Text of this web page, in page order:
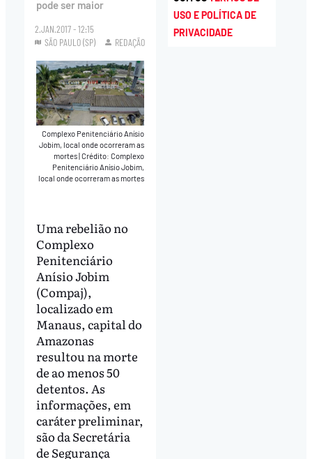
pode ser maior
2.JAN.2017 - 12:15
SÃO PAULO (SP)
REDAÇÃO
Complexo Penitenciário Anísio
Jobim, local onde ocorreram as
mortes Crédito: Complexo
Penitenciário Anísio Jobim,
local onde ocorreram as mortes
Uma rebelião no
Complexo
Penitenciário
Anísio Jobim
(Compaj),
localizado em
Manaus, capital do
Amazonas
resultou na morte
de ao menos 50
detentos. As
informações, em
caráter preliminar,
são da Secretária
de Segurança
USO E POLÍTICA DE
PRIVACIDADE